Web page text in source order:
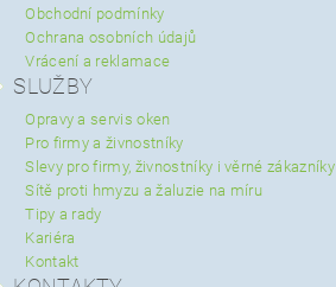
Obchodní podmínky
Ochrana osobních údajů
Vrácení a reklamace
SLUŽBY
Opravy a servis oken
Pro firmy a živnostníky
Slevy pro firmy, živnostníky i věrné zákazníky
Sítě proti hmyzu a žaluzie na míru
Tipy a rady
Kariéra
Kontakt